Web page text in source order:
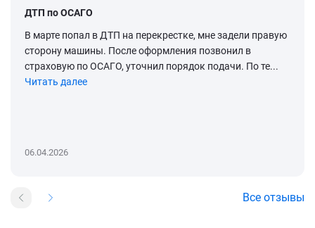
ДТП по ОСАГО
В марте попал в ДТП на перекрестке, мне задели правую
сторону машины. После оформления позвонил в
страховую по ОСАГО, уточнил порядок подачи. По те...
Читать далее
06.04.2026
Все отзывы